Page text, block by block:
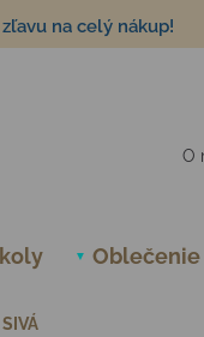
na celý nákup!
O
Oblečenie